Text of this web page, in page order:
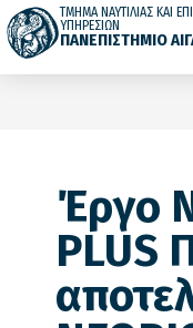
ΤΜΗΜΑ ΝΑΥΤΙΛΙΑΣ ΚΑΙ
ΥΠΗΡΕΣΙΩΝ
ΠΑΝΕΠΙΣΤΗΜΙΟ
Έργο
PLUS